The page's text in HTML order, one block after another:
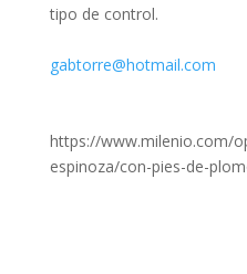
tipo de control.
gabtorre@hotmail.com
https://www.milenio.com/
espinoza/con-pies-de-